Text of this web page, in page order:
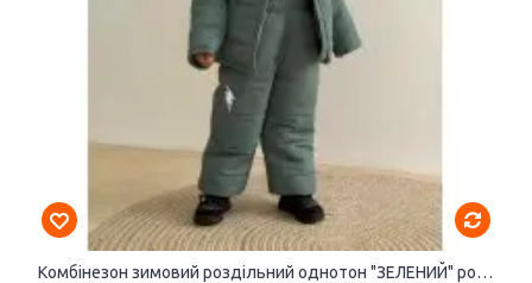
Комбінезон зимовий роздільний однотон "ЗЕЛЕНИЙ" розмір 104-110